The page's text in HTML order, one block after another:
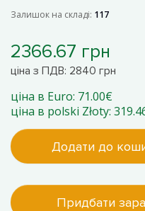
Залишок на складі: 117
2366.67 грн
ціна з ПДВ: 2840 грн
ціна в Euro: 71.00€
ціна в polski Złoty:
Додати до
Придбати